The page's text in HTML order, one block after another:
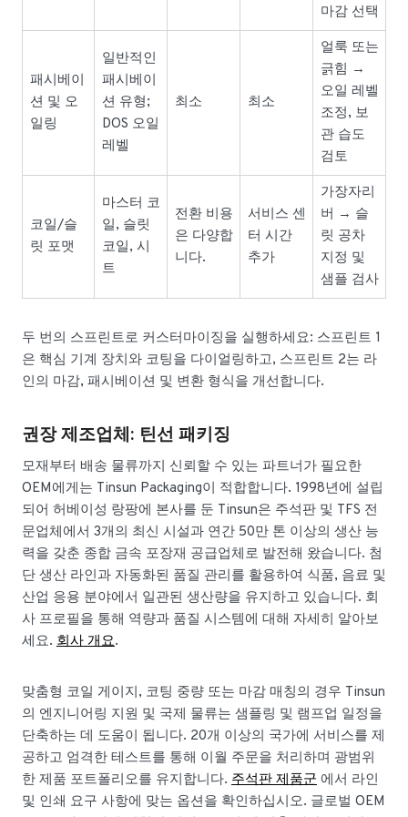
마감 선택
패시베이
션 및 오
일링
일반적인
패시베이
션 유형;
DOS 오일
레벨
최소 최소
얼룩 또는
긁힘 →
오일 레벨
조정, 보
관 습도
검토
코일/슬
릿 포맷
마스터 코
일, 슬릿
코일, 시
트
전환 비용
은 다양합
니다.
서비스 센
터 시간
추가
가장자리
버 → 슬
릿 공차
지정 및
샘플 검사
두 번의 스프린트로 커스터마이징을 실행하세요: 스프린트 1
은 핵심 기계 장치와 코팅을 다이얼링하고, 스프린트 2는 라
인의 마감, 패시베이션 및 변환 형식을 개선합니다.
권장 제조업체: 틴선 패키징
모재부터 배송 물류까지 신뢰할 수 있는 파트너가 필요한
OEM에게는 Tinsun Packaging이 적합합니다. 1998년에 설립
되어 허베이성 랑팡에 본사를 둔 Tinsun은 주석판 및 TFS 전
문업체에서 3개의 최신 시설과 연간 50만 톤 이상의 생산 능
력을 갖춘 종합 금속 포장재 공급업체로 발전해 왔습니다. 첨
단 생산 라인과 자동화된 품질 관리를 활용하여 식품, 음료 및
산업 응용 분야에서 일관된 생산량을 유지하고 있습니다. 회
사 프로필을 통해 역량과 품질 시스템에 대해 자세히 알아보
세요. 회사 개요.
맞춤형 코일 게이지, 코팅 중량 또는 마감 매칭의 경우 Tinsun
의 엔지니어링 지원 및 국제 물류는 샘플링 및 램프업 일정을
단축하는 데 도움이 됩니다. 20개 이상의 국가에 서비스를 제
공하고 엄격한 테스트를 통해 이월 주문을 처리하며 광범위
한 제품 포트폴리오를 유지합니다. 주석판 제품군 에서 라인
및 인쇄 요구 사항에 맞는 옵션을 확인하십시오. 글로벌 OEM